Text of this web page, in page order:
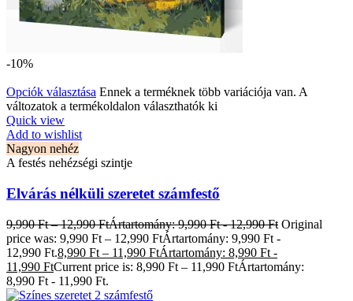
-10%
Opciók választása Ennek a terméknek több variációja van. A
változatok a termékoldalon választhatók ki
Quick view
Add to wishlist
Nagyon nehéz
A festés nehézségi szintje
Elvárás nélküli szeretet számfestő
9,990Ft – 12,990FtÁrtartomány: 9,990 Ft - 12,990 Ft Original
price was: 9,990 Ft – 12,990 FtÁrtartomány: 9,990 Ft -
12,990 Ft.8,990 Ft – 11,990 FtÁrtartomány: 8,990 Ft -
11,990 FtCurrent price is: 8,990 Ft – 11,990 FtÁrtartomány:
8,990 Ft - 11,990 Ft.